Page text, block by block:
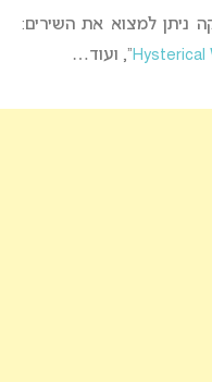
ניתן למצוא את השירים:
Hysterical“, ועוד…